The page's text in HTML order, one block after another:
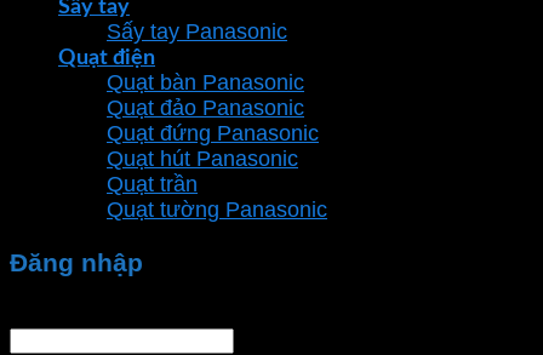
Sấy tay
Sấy tay Panasonic
Quạt điện
Quạt bàn Panasonic
Quạt đảo Panasonic
Quạt đứng Panasonic
Quạt hút Panasonic
Quạt trần
Quạt tường Panasonic
Đăng nhập